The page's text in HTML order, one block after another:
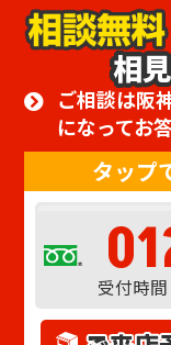
相
ご相談は阪
になってお
タップ
受付時